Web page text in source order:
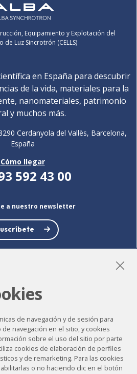
Equipamiento y Explotación del
de Luz Sincrotrón (CELLS)
en España para descubrir
de la vida, materiales para la
nanomateriales, patrimonio
y muchos más.
Cerdanyola del Vallès, Barcelona,
España
Cómo llegar
592 43 00
a nuestro newsletter
Instagram
Contacto
de navegación y de sesión para
navegación en el sitio, y cookies
sobre el uso del sitio por parte
cookies de elaboración de perfiles
y de remarketing. Para las cookies
o no haciendo clic en el botón